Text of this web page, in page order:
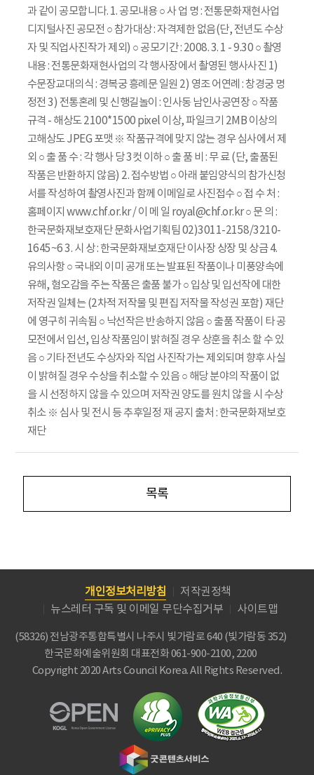
과 같이 공모합니다. 1. 공모내용 ○ 사 업 명 : 전통문화재현사업
디지털사진 공모전 ○ 참가대상 : 자격제한 없음(단, 전년도 수상
자 및 직업사진작가 제외) ○ 공모기간 : 2008. 3. 1 - 9.30 ○ 촬영
내용 : 전통문화재현사업의 각 행사장에서 촬영된 행사사진 1)
수문장교대의식 : 경복궁 흥례문 일원 2) 영조 어연례 : 창경궁 명
정전 3) 전통혼례 및 신행길놀이 : 인사동 남인사공연장 ○ 작품
규격 - 해상도 2100*1500 pixel 이상, 파일크기 2MB 이상의
고해상도 JPEG 포맷 ※ 작품규격에 맞지 않는 경우 심사에서 제
외 ○ 출 품 수 : 각 행사 당 3컷 이하 ○ 출 품 비 : 무 료 (단, 출품된
작품은 반환하지 않음) 2. 접수방법 ○ 아래 붙임양식의 참가신청
서를 작성하여 촬영사진과 함께 이메일로 사진접수 ○ 접 수 처 :
홈페이지 www.chf.or.kr / 이 메 일 royal@chf.or.kr ○ 문 의 :
한국문화재보호재단 문화사업기획팀 02)3011-2158/3210-
1645~6 3. 시 상 : 한국문화재보호재단 이사장 상장 및 상금 4.
유의사항 ○ 국내외 이미 공개 또는 발표된 작품이나 미풍양속에
유해, 혐오감을 주는 작품은 출품 불가 ○ 입상 및 입선작에 대한
저작권 일체는 (2차적 저작물 및 편집 저작물 작성권 포함) 재단
에 영구히 귀속됨 ○ 낙선작은 반송하지 않음 ○ 출품 작품이 타 공
모전에서 입선, 입상 작품임이 밝혀질 경우 상훈을 취소 할 수 있
음 ○ 기타 전년도 수상자와 직업 사진작가는 제외되며 향후 사실
이 밝혀질 경우 수상을 취소할 수 있음 ○ 해당 분야의 작품이 없
을 시 선정하지 않을 수 있으며 저작권 양도를 원치 않을 시 수상
취소 ※ 심사 및 전시 등 추후일정 재 공지 출처 : 한국문화재보호
재단
목록
개인정보처리방침
저작권정책
뉴스레터 구독 및 이메일 무단수집거부
사이트맵
(58326) 전남광주통합특별시 나주시 빛가람로 640 (빛가람동 352)
한국문화예술위원회 대표전화 061-900-2100, 2200
Copyright 2020 Arts Council Korea. All Rights Reserved.